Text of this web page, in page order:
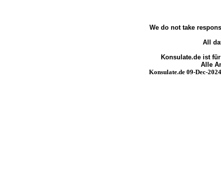
We do not take
All
Konsulate.de ist
Alle
Konsulate.de 09-Dec-